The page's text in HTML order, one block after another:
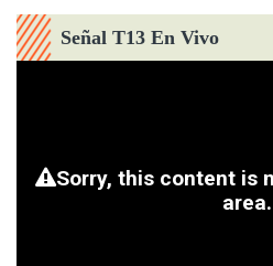
Señal T13 En Vivo